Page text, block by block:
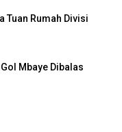
Tuan Rumah Divisi
Mbaye Dibalas